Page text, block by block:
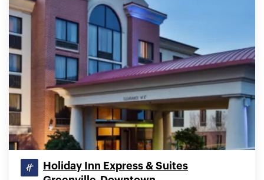
Holiday Inn Express & Suites